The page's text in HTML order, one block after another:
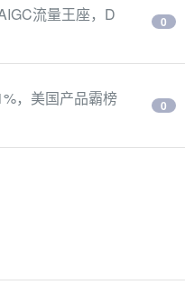
流量王座，D
0
，美国产品霸榜
0